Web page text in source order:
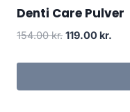
Denti Care Pulver
154.00kr. Den
pris
119.00 kr.
pris